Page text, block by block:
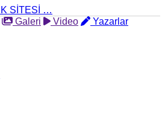
Galeri Video
Yazarlar